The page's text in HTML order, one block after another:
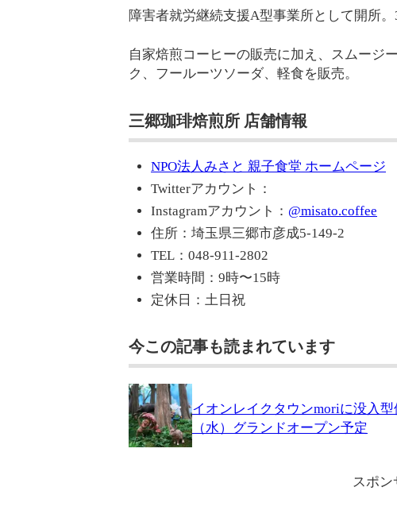
障害者就労継続支援A型事業所として開所
自家焙煎コーヒーの販売に加え、スムージ
ク、フールーツソーダ、軽食を販売。
三郷珈琲焙煎所 店舗情報
NPO法人みさと 親子食堂 ホームページ
Twitterアカウント：
Instagramアカウント： @misato.coffee
住所：埼玉県三郷市彦成5-149-2
TEL：048-911-2802
営業時間：9時〜15時
定休日：土日祝
今この記事も読まれています
イオンレイクタウンmoriに没入
（水）グランドオープン予定
スポン